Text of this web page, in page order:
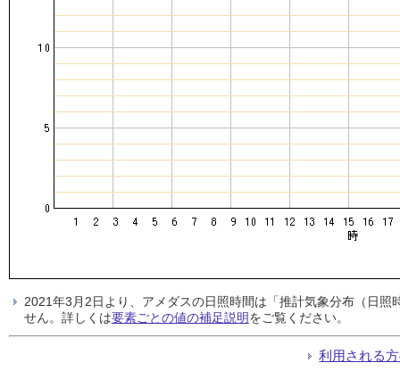
2021年3月2日より、アメダスの日照時間は「推計気象分布（日
せん。詳しくは要素ごとの値の補足説明をご覧ください。
利用される